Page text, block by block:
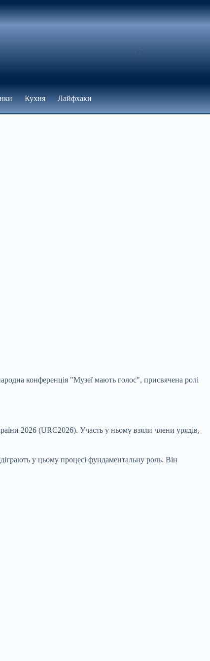
Кухня Лайфхаки
конференція "Музеї мають голос", присвячена ролі
2026 (URC2026). Участь у ньому взяли члени урядів,
у цьому процесі фундаментальну роль. Він